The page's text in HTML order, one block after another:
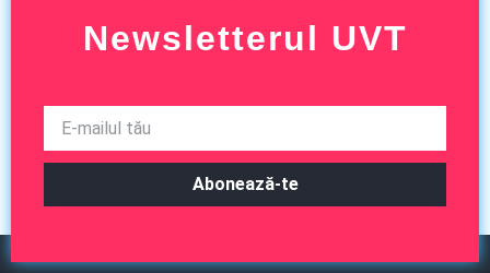
Newsletterul UVT
Abonează-te